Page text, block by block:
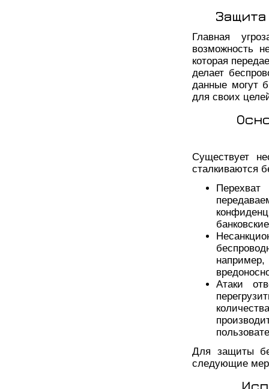
Главная
возможность
которая
делает
данные могут
для своих
Существует
сталкиваются
Атаки
Для защиты
следующие